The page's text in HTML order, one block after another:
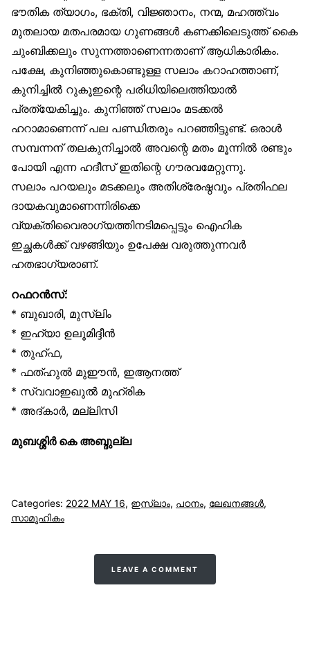
ഭൗതിക ത്യാഗം, ഭക്തി, വിജ്ഞാനം, നന്മ, മഹത്ത്വം
മുതലായ മതപരമായ ഗുണങ്ങൾ കണക്കിലെടുത്ത് കൈ
ചുംബിക്കലും സുന്നത്താണെന്നതാണ് ആധികാരികം.
പക്ഷേ, കുനിഞ്ഞുകൊണ്ടുള്ള സലാം കറാഹത്താണ്,
കുനിച്ചിൽ റുകൂഇന്റെ പരിധിയിലെത്തിയാൽ
പ്രത്യേകിച്ചും. കുനിഞ്ഞ് സലാം മടക്കൽ
ഹറാമാണെന്ന് പല പണ്ഡിതരും പറഞ്ഞിട്ടുണ്ട്. ഒരാൾ
സമ്പന്നന് തലകുനിച്ചാൽ അവന്റെ മതം മൂന്നിൽ രണ്ടും
പോയി എന്ന ഹദീസ് ഇതിന്റെ ഗൗരവമേറ്റുന്നു.
സലാം പറയലും മടക്കലും അതിശ്രേഷ്ഠവും പ്രതിഫല
ദായകവുമാണെന്നിരിക്കെ
വ്യക്തിവൈരാഗ്യത്തിനടിമപ്പെട്ടും ഐഹിക
ഇച്ഛകൾക്ക് വഴങ്ങിയും ഉപേക്ഷ വരുത്തുന്നവർ
ഹതഭാഗ്യരാണ്.
റഫറൻസ്:
* ബുഖാരി, മുസ്‌ലിം
* ഇഹ്‌യാ ഉലൂമിദ്ദീൻ
* തുഹ്ഫ,
* ഫത്ഹുൽ മുഈൻ, ഇആനത്ത്
* സ്വവാഇഖുൽ മുഹ്‌രിക
* അദ്കാർ, മല്ലിസി
മുബശ്ശിർ കെ അബ്ദുല്ല
Categories: 2022 MAY 16, ഇസ്‌ലാം, പഠനം, ലേഖനങ്ങള്‍,
സാമൂഹികം
LEAVE A COMMENT